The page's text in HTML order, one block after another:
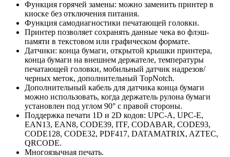
Функция горячей замены: можно заменить принтер в
киоске без отключения питания.
Функция самодиагностики печатающей головки.
Принтер позволяет сохранять данные чека во флэш-
памяти в текстовом или графическом формате.
Датчики: конца бумаги, открытой крышки принтера,
конца бумаги на внешнем держателе, температуры
печатающей головки, мобильный датчик надрезов/
черных меток, дополнительный TopNotch.
Дополнительный кабель для датчика конца бумаги
можно использовать, когда держатель рулона бумаги
установлен под углом 90° с правой стороны.
Поддержка печати 1D и 2D кодов: UPC-A, UPC-E,
EAN13, EAN8, CODE39, ITF, CODABAR, CODE93,
CODE128, CODE32, PDF417, DATAMATRIX, AZTEC,
QRCODE.
Многоязычная печать.